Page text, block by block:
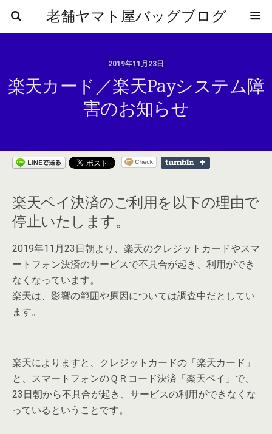
老舗ヤマト屋バッグブログ
2019年11月23日
楽天カード／楽天Payシステム障
害のお知らせ
楽天ペイ決済のご利用を以下の理由で
停止いたします。
2019年11月23日朝より、楽天のクレジットカードやスマ
ートフォン決済のサービスで不具合が起き、利用ができ
なくなっています。
楽天は、影響の範囲や原因については調査中だとしてい
ます。
楽天によりますと、クレジットカードの「楽天カード」
と、スマートフォンのＱＲコード決済「楽天ペイ」で、
23日朝から不具合が起き、サービスの利用ができなくな
っているということです。